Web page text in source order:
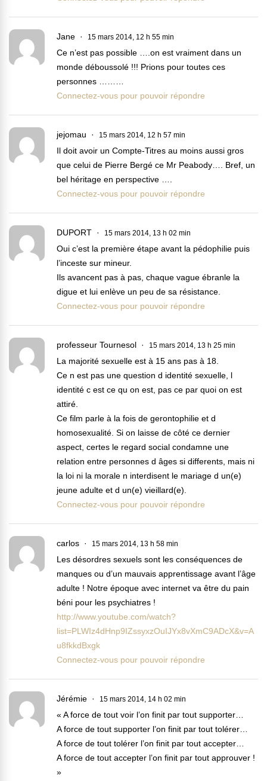
Jane 15 mars 2014, 12 h 55 min
Ce n’est pas possible ….on est vraiment dans un
monde déboussolé !!! Prions pour toutes ces
personnes ………
Connectez-vous pour pouvoir répondre
jejomau 15 mars 2014, 12 h 57 min
Il doit avoir un Compte-Titres au moins aussi gros
que celui de Pierre Bergé ce Mr Peabody…. Bref, un
bel héritage en perspective ….
Connectez-vous pour pouvoir répondre
DUPORT 15 mars 2014, 13 h 02 min
Oui c’est la première étape avant la pédophilie puis
l’inceste sur mineur.
Ils avancent pas à pas, chaque vague ébranle la
digue et lui enlève un peu de sa résistance.
Connectez-vous pour pouvoir répondre
professeur Tournesol 15 mars 2014, 13 h 25 min
La majorité sexuelle est à 15 ans pas à 18.
Ce n est pas une question d identité sexuelle, l
identité c est ce qu on est, pas ce par quoi on est
attiré.
Ce film parle à la fois de gerontophilie et d
homosexualité. Si on laisse de côté ce dernier
aspect, certes le regard social condamne une
relation entre personnes d âges si differents, mais ni
la loi ni la morale n interdisent le mariage d un(e)
jeune adulte et d un(e) vieillard(e).
Connectez-vous pour pouvoir répondre
carlos 15 mars 2014, 13 h 58 min
Les désordres sexuels sont les conséquences de
manques ou d’un mauvais apprentissage avant l’âge
adulte ! Notre époque avec internet va être du pain
béni pour les psychiatres !
http://www.youtube.com/watch?
list=PLWIz4dHnp9IZssyxzOuIJYx8vXmC9ADcX&v=A
u8fkkdBxgk
Connectez-vous pour pouvoir répondre
Jérémie 15 mars 2014, 14 h 02 min
« A force de tout voir l’on finit par tout supporter…
A force de tout supporter l’on finit par tout tolérer…
A force de tout tolérer l’on finit par tout accepter…
A force de tout accepter l’on finit par tout approuver !
»